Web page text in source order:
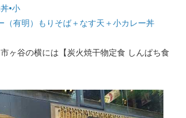
•小
（有明）もりそば＋なす天＋小カレー丼
ヶ谷の横には【炭火焼干物定食 しんぱち食